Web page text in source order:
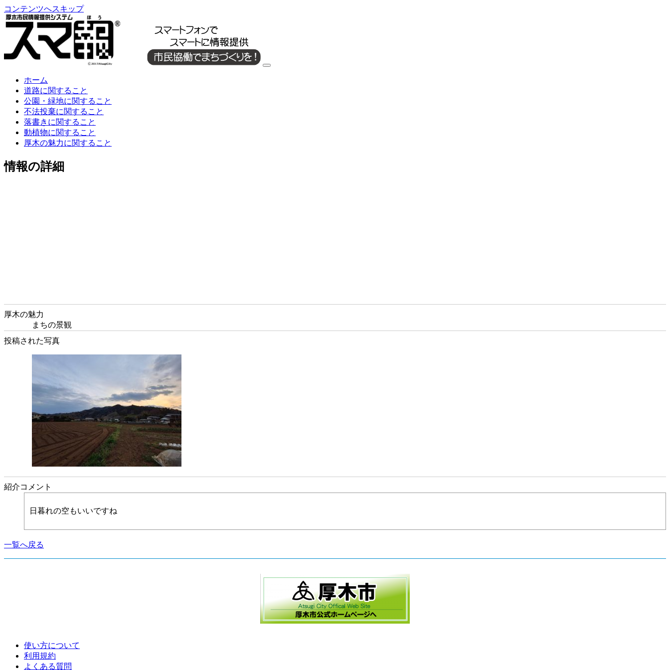
コンテンツへスキップ
ホーム
道路に関すること
公園・緑地に関すること
不法投棄に関すること
落書きに関すること
動植物に関すること
厚木の魅力に関すること
情報の詳細
厚木の魅力
まちの景観
投稿された写真
紹介コメント
日暮れの空もいいですね
一覧へ戻る
使い方について
利用規約
よくある質問